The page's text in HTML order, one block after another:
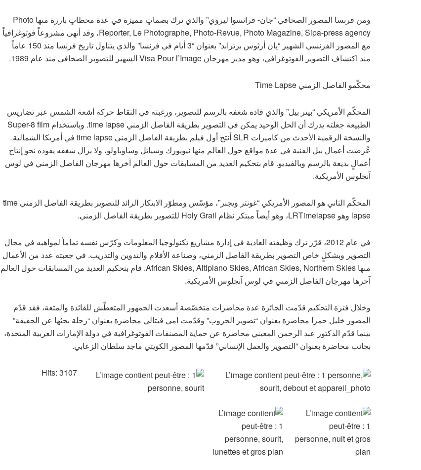
ومن فرنسا المصور الصحافي “جان- فرانسوا ليروي” والذي ترك بصماتٍ مميزة في عدة محطاتٍ بارزة منها Photo
Reporter, Le Photographe, Photo-Revue, Photo Magazine, Sipa-press agency، وقد أنهى مشروعاً فوتوغرافياً
مع المصور الفرنسي الشهير “يان أرثوس برتراند” بعنوان “3 أيام في فرنسا” والذي يتناول تاريخ فرنسا منذ 150 عاماً
منذ اكتشاف التصوير الفوتوغرافي، وهو مدير مهرجان Visa Pour l’Image الشهير للتصوير الصحافي منذ عام 1989.
محكّمو الفاصل الزمني Time Lapse
المحكّم الأمريكي “بيتر بيل” والذي قاده شغفه بالرسم للتصوير، ورغبته في التقاط حركة أشعة الشمس عبر تضاريس
الطبيعة جعلته يدرك أن الحل الوحيد يمكن في التصوير بطريقة الفاصل الزمني time lapse. وباستخدام Super-8 film
والنسخة الرقمية الأحدث من كاميرات SLR أنتج أول فيلم بطريقة الفاصل الزمني time lapse في أمريكا الشمالية.
عُرضت أعمال بيل الفنية في عدة مواقع حول العالم منها نيويورك وسياتل وساوباولو، ولا يزال شغفه يقوده نحو إنتاج
أعمالٍ بديعة بالرسم وبالفيديو. قام بتحكيم العديد من المسابقات حول العالم آخرها مهرجان الفاصل الزمني في لوس
آنجلوس الأمريكية.
المحكّم الثاني هو المصور الأمريكي “غونتر ويجنر”، مؤسّس ومطوّر الابتكار الرائد للتصوير بطريقة الفاصل الزمني time
lapse وهو LRTimelapse، وهو أيضاً مبتكر نظام Holy Grail للتصوير بطريقة الفاصل الزمني.
في عام 2012، قرّر ترك وظيفته العادية في إدارة مشاريع تكنولوجيا المعلومات وكرّس نفسه تماماً لمواهبه في مجال
التصوير وبشكلٍ خاص التصوير بطريقة الفاصل الزمني، وصناعة الأفلام والتدوين والتدريب. في جعبته عدد من الأعمال
منها African Skies, Altiplano Skies, African Skies, Northern Skies. قام بتحكيم العديد من المسابقات حول العالم
آخرها مهرجان الفاصل الزمني في لوس آنجلوس الأمريكية.
وخلال فترة التحكيم قدّمت الجائزة عدة محاضرات متخصّصة أسعدت الجمهور المتعطّش للفائدة والمتعة، فقد قدّم
المصور خليل حمرا محاضرة بعنوان “تصوير الحروب” وقدّمت امي فيتالي محاضرة بعنوان “رحلة بحثها عن الحقيقة”
بينما قدّم الدكتور عبد الرحمن المعيني محاضرة عن حماية المصنفات الفوتوغرافية في دولة الإمارات العربية المتحدة،
بجانب محاضرة بعنوان “التصوير والعمل الإنساني” قدّمها المصور الكويتي ماجد سلطان الزعابي.
Hits: 3107